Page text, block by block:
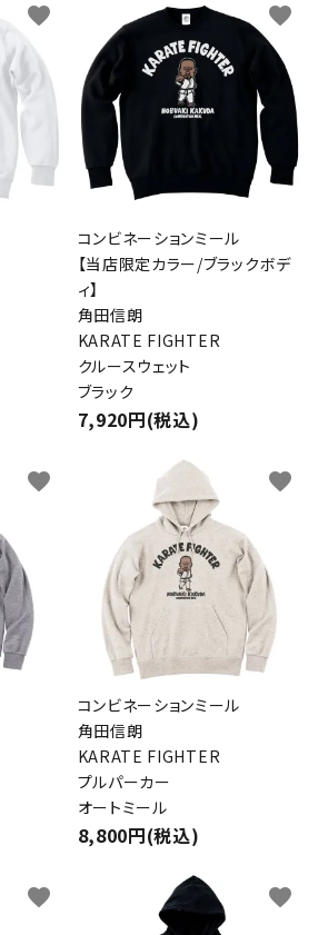
favorite
コンビネーションミール
【当店限定カラー/ブラックボデ
ィ】
角田信朗
KARATE FIGHTER
クルースウェット
ブラック
7,920円(税込)
favorite
favorite
コンビネーションミール
角田信朗
KARATE FIGHTER
プルパーカー
オートミール
8,800円(税込)
favorite
favorite favorite